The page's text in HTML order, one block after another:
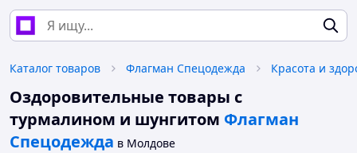
Каталог товаров Флагман Спецодежда Красота и
Оздоровительные товары с
турмалином и шунгитом Флагман
Спецодежда в Молдове